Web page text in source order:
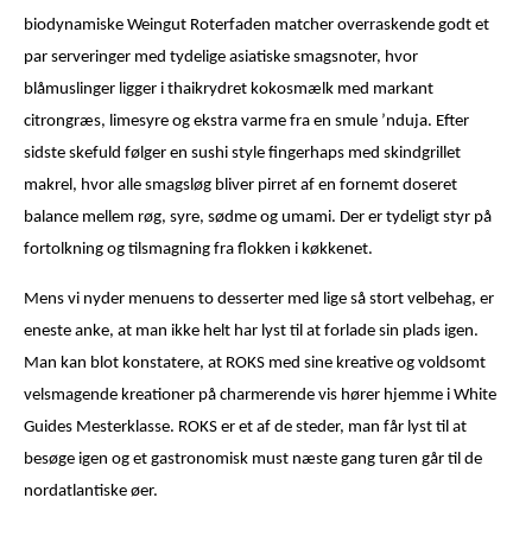
biodynamiske Weingut Roterfaden matcher overraskende godt et
par serveringer med tydelige asiatiske smagsnoter, hvor
blåmuslinger ligger i thaikrydret kokosmælk med markant
citrongræs, limesyre og ekstra varme fra en smule ’nduja. Efter
sidste skefuld følger en sushi style fingerhaps med skindgrillet
makrel, hvor alle smagsløg bliver pirret af en fornemt doseret
balance mellem røg, syre, sødme og umami. Der er tydeligt styr på
fortolkning og tilsmagning fra flokken i køkkenet.
Mens vi nyder menuens to desserter med lige så stort velbehag, er
eneste anke, at man ikke helt har lyst til at forlade sin plads igen.
Man kan blot konstatere, at ROKS med sine kreative og voldsomt
velsmagende kreationer på charmerende vis hører hjemme i White
Guides Mesterklasse. ROKS er et af de steder, man får lyst til at
besøge igen og et gastronomisk must næste gang turen går til de
nordatlantiske øer.